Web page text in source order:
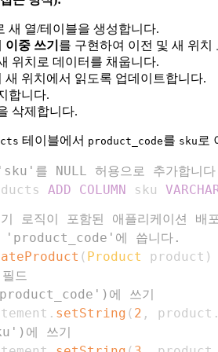
새 열/테이블을 생성합니다.
이중 쓰기 를 구현하여 이전 및 새 위치
위치로 데이터를 채웁니다.
새 위치에서 읽도록 업데이트합니다.
합니다.
삭제합니다.
테이블에서 product_code를 sku 로
를 NULL 허용으로 추가합니
ADD COLUMN sku
로직이 포함된 애플리케이션 배
'product_code'에 씁니다.
( Product product )
드
에 쓰기
. setString ( 2 , product .
에 쓰기